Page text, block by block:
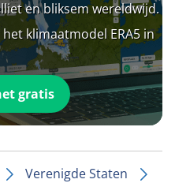
en bliksem wereldwijd.
klimaatmodel ERA5 in
gratis
Verenigde Staten